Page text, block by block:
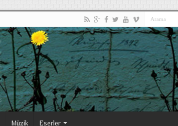
Müzik Eserler